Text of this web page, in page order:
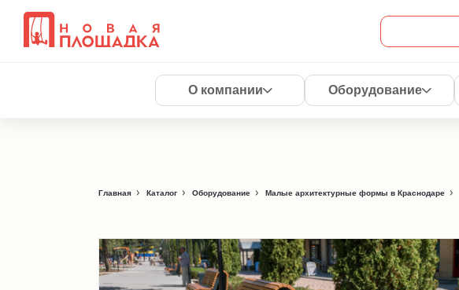
О компании Оборудование
Главная Каталог Оборудование Малые архитектурные формы в Краснодаре